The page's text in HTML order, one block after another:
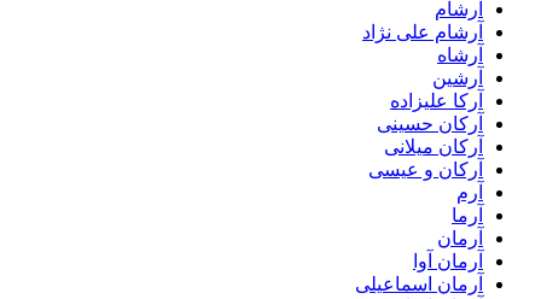
آرشام
آرشام علی نژاد
آرشاه
آرشین
آرکا علیزاده
آرکان حسینی
آرکان میلانی
آرکان و عیسی
آرم
آرما
آرمان
آرمان آوا
آرمان اسماعیلی